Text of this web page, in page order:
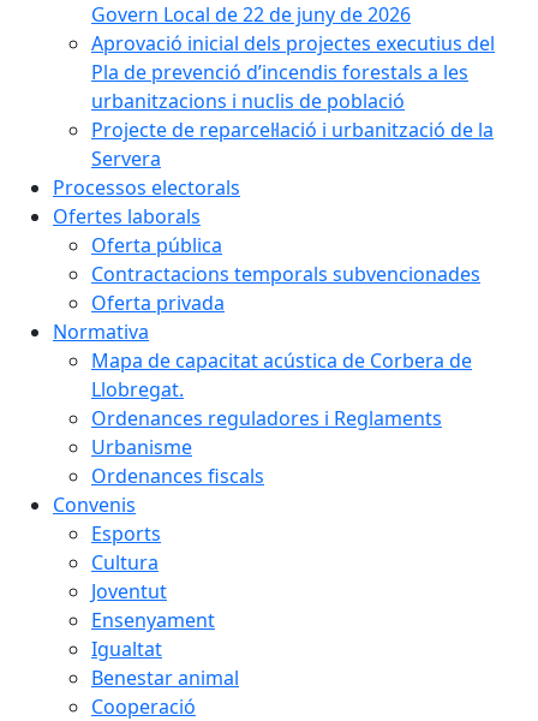
Govern Local de 22 de juny de 2026
Aprovació inicial dels projectes executius del
Pla de prevenció d’incendis forestals a les
urbanitzacions i nuclis de població
Projecte de reparcel·lació i urbanització de la
Servera
Processos electorals
Ofertes laborals
Oferta pública
Contractacions temporals subvencionades
Oferta privada
Normativa
Mapa de capacitat acústica de Corbera de
Llobregat.
Ordenances reguladores i Reglaments
Urbanisme
Ordenances fiscals
Convenis
Esports
Cultura
Joventut
Ensenyament
Igualtat
Benestar animal
Cooperació